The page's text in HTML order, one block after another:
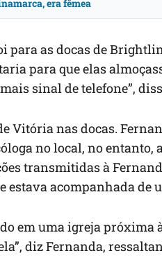
era fêmea
para as docas de
para que elas
sinal de telefone”,
Vitória nas docas.
no local, no entanto,
transmitidas à
estava acompanhada de
em uma igreja próxima
diz Fernanda,